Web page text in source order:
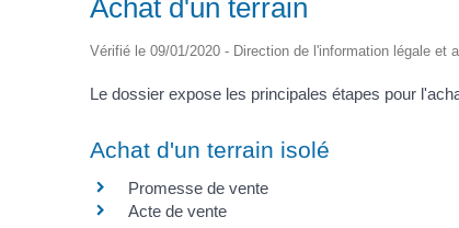
Achat d'un terrain
Vérifié le 09/01/2020 - Direction de l'information légale et
Le dossier expose les principales étapes pour
Achat d'un terrain isolé
Promesse de vente
Acte de vente